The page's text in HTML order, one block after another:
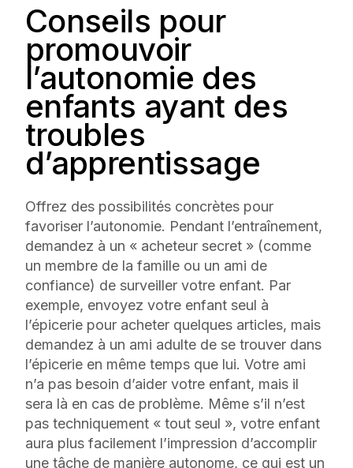
Conseils pour
promouvoir
l’autonomie des
enfants ayant des
troubles
d’apprentissage
Offrez des possibilités concrètes pour
favoriser l’autonomie. Pendant l’entraînement,
demandez à un « acheteur secret » (comme
un membre de la famille ou un ami de
confiance) de surveiller votre enfant. Par
exemple, envoyez votre enfant seul à
l’épicerie pour acheter quelques articles, mais
demandez à un ami adulte de se trouver dans
l’épicerie en même temps que lui. Votre ami
n’a pas besoin d’aider votre enfant, mais il
sera là en cas de problème. Même s’il n’est
pas techniquement « tout seul », votre enfant
aura plus facilement l’impression d’accomplir
une tâche de manière autonome, ce qui est un